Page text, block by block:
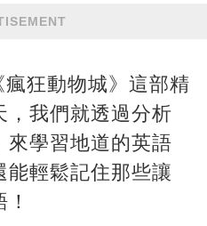
狂動物城》這部精
，我們就透過分析
來學習地道的英語
能輕鬆記住那些讓